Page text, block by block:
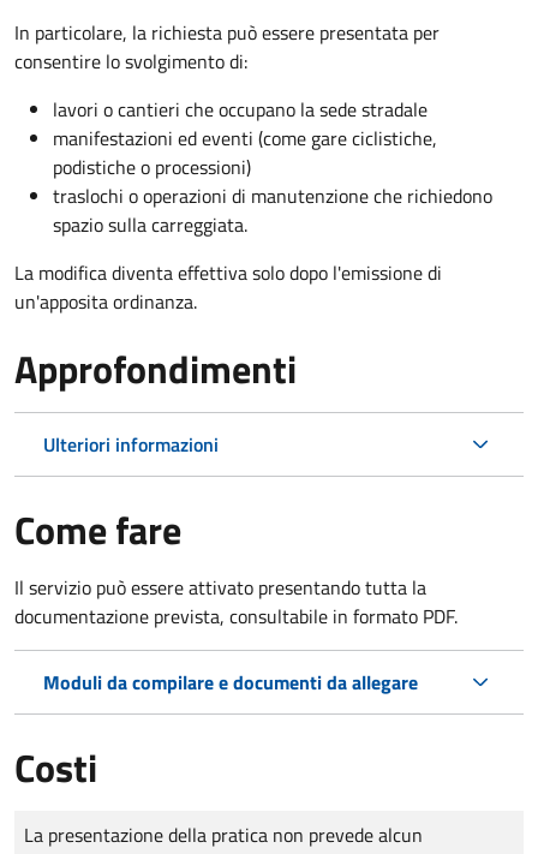
In particolare, la richiesta può essere presentata per
consentire lo svolgimento di:
lavori o cantieri che occupano la sede stradale
manifestazioni ed eventi (come gare ciclistiche,
podistiche o processioni)
traslochi o operazioni di manutenzione che richiedono
spazio sulla carreggiata.
La modifica diventa effettiva solo dopo l'emissione di
un'apposita ordinanza.
Approfondimenti
Ulteriori informazioni
Come fare
Il servizio può essere attivato presentando tutta la
documentazione prevista, consultabile in formato PDF.
Moduli da compilare e documenti da allegare
Costi
Tipo di pagamento
Importo
La presentazione della pratica non prevede alcun